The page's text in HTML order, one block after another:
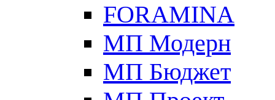
FORAMINA
МП Модерн
МП Бюджет